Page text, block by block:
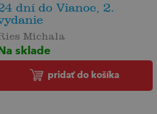
dní do Vianoc, 2.
Michala
sklade
pridať do košíka